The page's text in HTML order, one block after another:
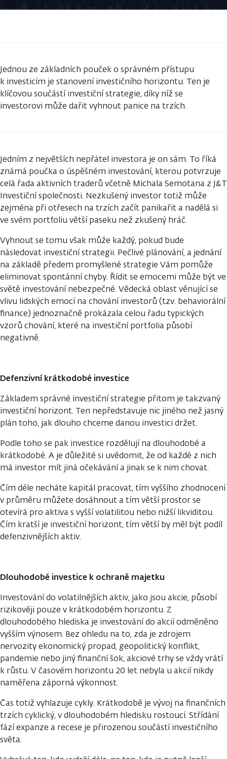
Jednou ze základních pouček o správném přístupu
k investicím je stanovení investičního horizontu. Ten je
klíčovou součástí investiční strategie, díky níž se
investorovi může dařit vyhnout panice na trzích.
Jedním z největších nepřátel investora je on sám. To říká
známá poučka o úspěšném investování, kterou potvrzuje
celá řada aktivních traderů včetně Michala Semotana z J&T
Investiční společnosti. Nezkušený investor totiž může
zejména při otřesech na trzích začít panikařit a nadělá si
ve svém portfoliu větší paseku než zkušený hráč.
Vyhnout se tomu však může každý, pokud bude
následovat investiční strategii. Pečlivé plánování, a jednání
na základě předem promyšlené strategie Vám pomůže
eliminovat spontánní chyby. Řídit se emocemi může být ve
světě investování nebezpečné. Vědecká oblast věnující se
vlivu lidských emocí na chování investorů (tzv. behaviorální
finance) jednoznačně prokázala celou řadu typických
vzorů chování, které na investiční portfolia působí
negativně.
Defenzivní krátkodobé investice
Základem správné investiční strategie přitom je takzvaný
investiční horizont. Ten nepředstavuje nic jiného než jasný
plán toho, jak dlouho chceme danou investici držet.
Podle toho se pak investice rozdělují na dlouhodobé a
krátkodobé. A je důležité si uvědomit, že od každé z nich
má investor mít jiná očekávání a jinak se k nim chovat.
Čím déle necháte kapitál pracovat, tím vyššího zhodnocení
v průměru můžete dosáhnout a tím větší prostor se
otevírá pro aktiva s vyšší volatilitou nebo nižší likviditou.
Čím kratší je investiční horizont, tím větší by měl být podíl
defenzivnějších aktiv.
Dlouhodobé investice k ochraně majetku
Investování do volatilnějších aktiv, jako jsou akcie, působí
rizikověji pouze v krátkodobém horizontu. Z
dlouhodobého hlediska je investování do akcií odměněno
vyšším výnosem. Bez ohledu na to, zda je zdrojem
nervozity ekonomický propad, geopolitický konflikt,
pandemie nebo jiný finanční šok, akciové trhy se vždy vrátí
k růstu. V časovém horizontu 20 let nebyla u akcií nikdy
naměřena záporná výkonnost.
Čas totiž vyhlazuje cykly. Krátkodobě je vývoj na finančních
trzích cyklický, v dlouhodobém hledisku rostoucí. Střídání
fází expanze a recese je přirozenou součástí investičního
světa.